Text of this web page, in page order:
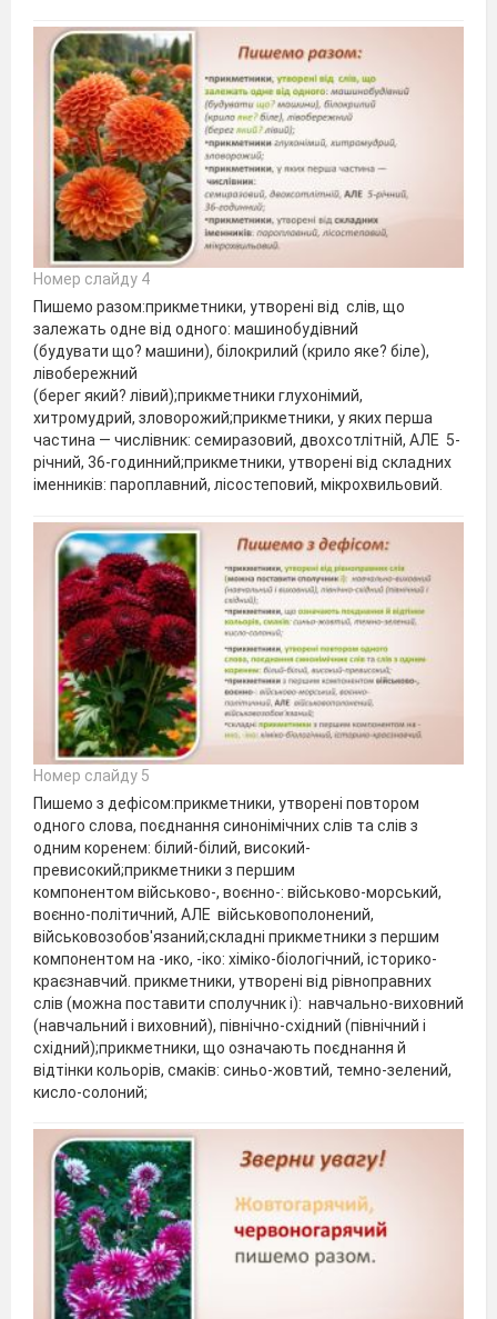
Номер слайду 4
Пишемо разом:прикметники, утворені від слів, що
залежать одне від одного: машинобудівний
(будувати що? машини), білокрилий (крило яке? біле),
лівобережний
(берег який? лівий);прикметники глухонімий,
хитромудрий, зловорожий;прикметники, у яких перша
частина — числівник: семиразовий, двохсотлітній, АЛЕ 5-
річний, 36-годинний;прикметники, утворені від складних
іменників: пароплавний, лісостеповий, мікрохвильовий.
Номер слайду 5
Пишемо з дефісом:прикметники, утворені повтором
одного слова, поєднання синонімічних слів та слів з
одним коренем: білий-білий, високий-
превисокий;прикметники з першим
компонентом військово-, воєнно-: військово-морський,
воєнно-політичний, АЛЕ військовополонений,
військовозобов'язаний;складні прикметники з першим
компонентом на -ико, -іко: хіміко-біологічний, історико-
краєзнавчий. прикметники, утворені від рівноправних
слів (можна поставити сполучник і): навчально-виховний
(навчальний і виховний), північно-східний (північний і
східний);прикметники, що означають поєднання й
відтінки кольорів, смаків: синьо-жовтий, темно-зелений,
кисло-солоний;